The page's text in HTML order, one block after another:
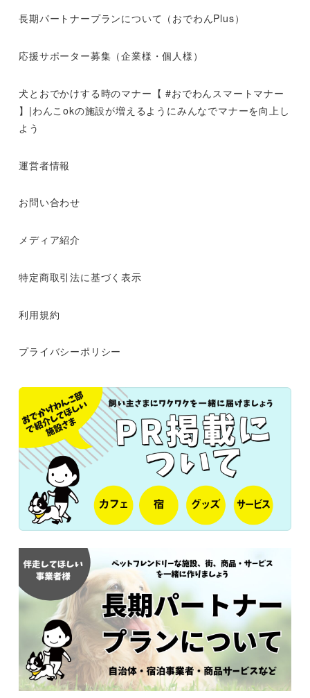
長期パートナープランについて（おでわんPlus）
応援サポーター募集（企業様・個人様）
犬とおでかけする時のマナー【 #おでわんスマートマナー
】|わんこokの施設が増えるようにみんなでマナーを向上し
よう
運営者情報
お問い合わせ
メディア紹介
特定商取引法に基づく表示
利用規約
プライバシーポリシー